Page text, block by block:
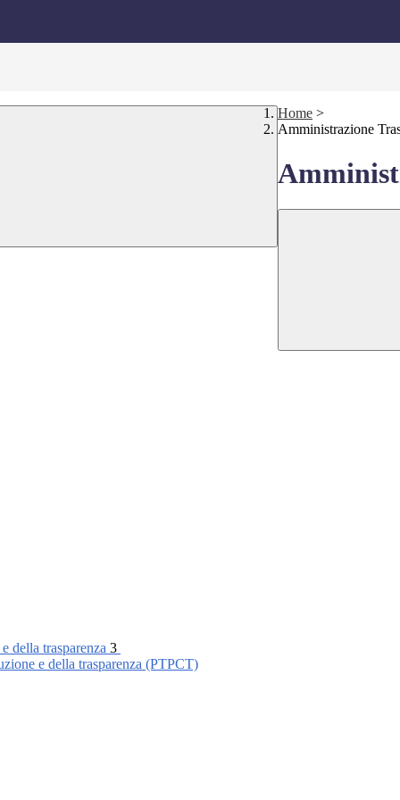
Home >
Amministrazione
della trasparenza 3
e della trasparenza (PTPCT)